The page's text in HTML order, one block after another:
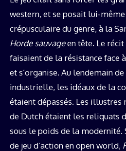
western, et se posait lui-
crépusculaire du genre, à la
Horde sauvageen tête. Le
faisaient de la résistance face
et s’organise. Au lendemain
industrielle, les idéaux de la
étaient dépassés. Les illustres
de Dutch étaient les reliquats
sous le poids de la modernité.
de jeu d’action en open world,